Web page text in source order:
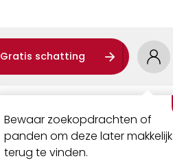
Gratis schatting
Bewaar zoekopdrachten of
panden om deze later makkelijk
terug te vinden.